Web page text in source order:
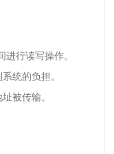
行读写操作。
统的负担。
被传输。